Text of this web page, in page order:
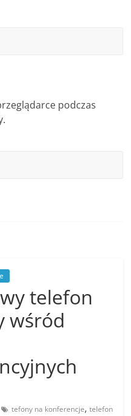
podczas
telefon
wśród
tefony na konferencje,telefon